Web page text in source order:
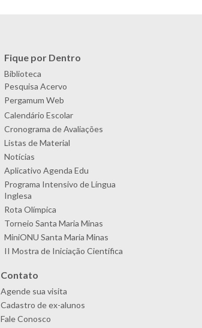
Fique por Dentro
Biblioteca
Pesquisa Acervo
Pergamum Web
Calendário Escolar
Cronograma de Avaliações
Listas de Material
Notícias
Aplicativo Agenda Edu
Programa Intensivo de Língua
Inglesa
Rota Olímpica
Torneio Santa Maria Minas
MiniONU Santa Maria Minas
II Mostra de Iniciação Científica
Contato
Agende sua visita
Cadastro de ex-alunos
Fale Conosco